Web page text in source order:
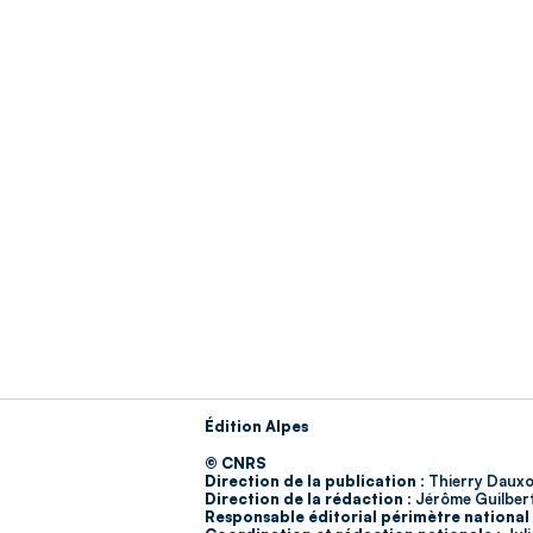
Édition Alpes
© CNRS
Direction de la publication : Thierry
Direction de la rédaction : Jérôme
Responsable éditorial périmètre national